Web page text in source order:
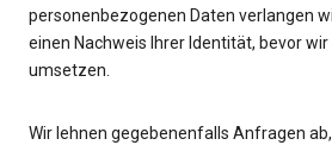
personenbezogenen Daten verlangen
einen Nachweis Ihrer Identität, bevor
umsetzen.
Wir lehnen gegebenenfalls Anfragen